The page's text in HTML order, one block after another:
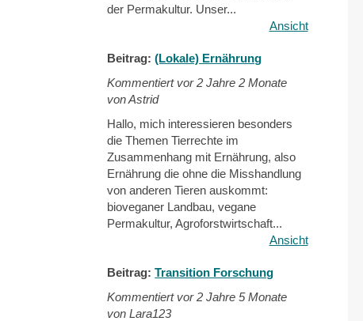
der Permakultur. Unser...
Ansicht
Beitrag:(Lokale) Ernährung
Kommentiert vor2 Jahre 2 Monate
von Astrid
Hallo, mich interessieren besonders
die Themen Tierrechte im
Zusammenhang mit Ernährung, also
Ernährung die ohne die Misshandlung
von anderen Tieren auskommt:
bioveganer Landbau, vegane
Permakultur, Agroforstwirtschaft...
Ansicht
Beitrag:Transition Forschung
Kommentiert vor2 Jahre 5 Monate
von Lara123